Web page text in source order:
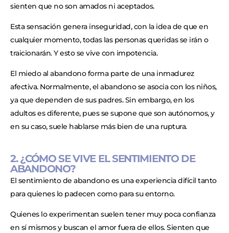
sienten que no son amados ni aceptados.
Esta sensación genera inseguridad, con la idea de que en
cualquier momento, todas las personas queridas se irán o
traicionarán. Y esto se vive con impotencia.
El miedo al abandono forma parte de una inmadurez
afectiva. Normalmente, el abandono se asocia con los niños,
ya que dependen de sus padres. Sin embargo, en los
adultos es diferente, pues se supone que son autónomos, y
en su caso, suele hablarse más bien de una ruptura.
2. ¿CÓMO SE VIVE EL SENTIMIENTO DE
ABANDONO?
El sentimiento de abandono es una experiencia difícil tanto
para quienes lo padecen como para su entorno.
Quienes lo experimentan suelen tener muy poca confianza
en sí mismos y buscan el amor fuera de ellos. Sienten que